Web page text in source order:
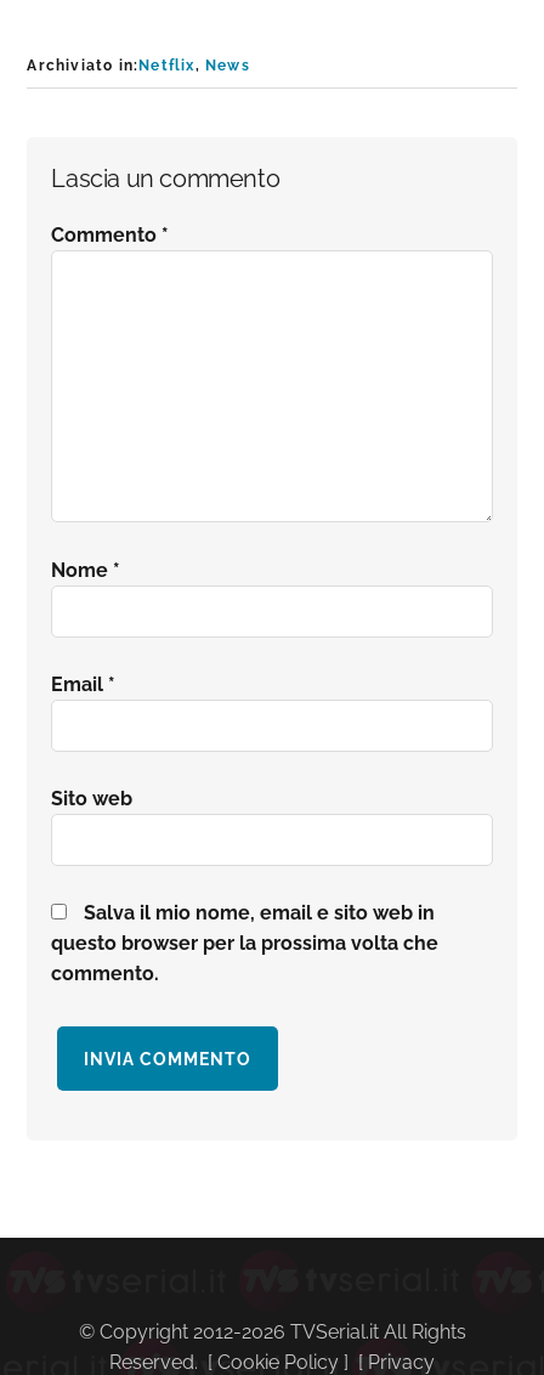
Archiviato in: Netflix, News
Interazioni
del
Lascia un commento
Commento *
Nome *
Email *
Sito web
Salva il mio nome, email e sito web in
questo browser per la prossima volta che
commento.
primaria
© Copyright 2012-2026 TVSerial.it All Rights
Reserved. [ Cookie Policy ] [ Privacy